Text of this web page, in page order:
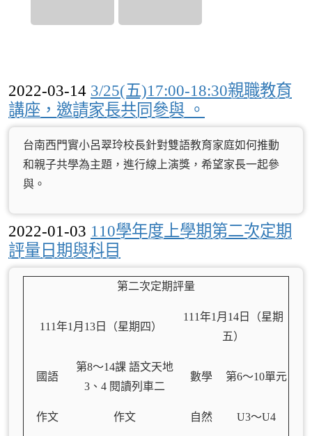
2022-03-14 3/25(五)17:00-18:30親職教育
講座，邀請家長共同參與 。
台南西門實小呂翠玲校長針對雙語教育家庭如何推動
和親子共學為主題，進行線上演獎，希望家長一起參
與。
2022-01-03 110學年度上學期第二次定期
評量日期與科目
第二次定期評量
111年1 月13日（星期四）
111年1 月14日（星期
五）
國語
第8～14課 語文天地
3、4 閱讀列車二
數學 第6～10單元
作文 作文 自然 U3～U4